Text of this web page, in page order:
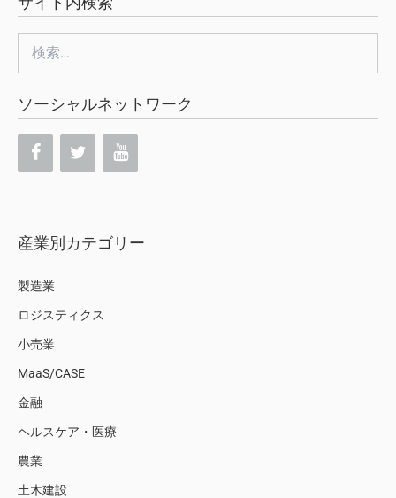
索:
ソーシャルネットワーク
産業別カテゴリー
製造業
ロジスティクス
小売業
MaaS/CASE
金融
ヘルスケア・医療
農業
土木建設